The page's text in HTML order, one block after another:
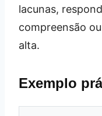
lacunas,
compreensão
alta.
Exemplo